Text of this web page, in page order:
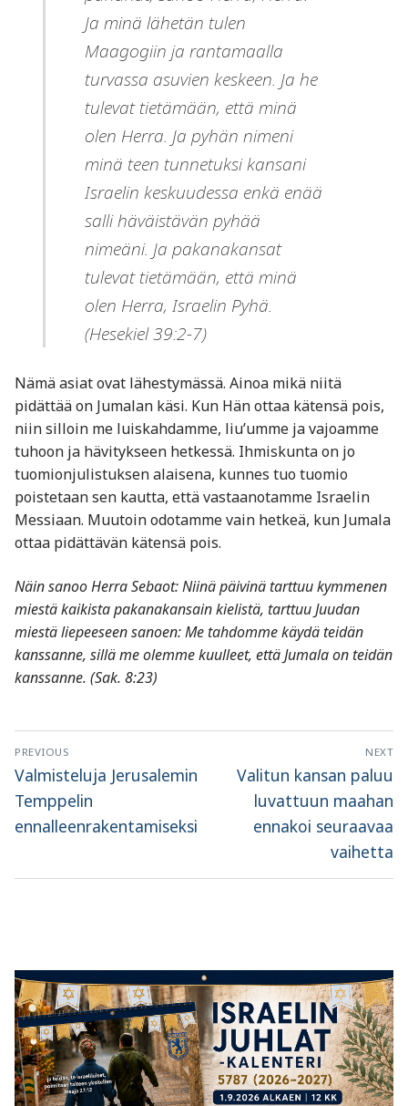
Ja minä lähetän tulen
Maagogiin ja rantamaalla
turvassa asuvien keskeen. Ja he
tulevat tietämään, että minä
olen Herra. Ja pyhän nimeni
minä teen tunnetuksi kansani
Israelin keskuudessa enkä enää
salli häväistävän pyhää
nimeäni. Ja pakanakansat
tulevat tietämään, että minä
olen Herra, Israelin Pyhä.
(Hesekiel 39:2-7)
Nämä asiat ovat lähestymässä. Ainoa mikä niitä
pidättää on Jumalan käsi. Kun Hän ottaa kätensä pois,
niin silloin me luiskahdamme, liu’umme ja vajoamme
tuhoon ja hävitykseen hetkessä. Ihmiskunta on jo
tuomionjulistuksen alaisena, kunnes tuo tuomio
poistetaan sen kautta, että vastaanotamme Israelin
Messiaan. Muutoin odotamme vain hetkeä, kun Jumala
ottaa pidättävän kätensä pois.
Näin sanoo Herra Sebaot: Niinä päivinä tarttuu kymmenen
miestä kaikista pakanakansain kielistä, tarttuu Juudan
miestä liepeeseen sanoen: Me tahdomme käydä teidän
kanssanne, sillä me olemme kuulleet, että Jumala on teidän
kanssanne. (Sak. 8:23)
Artikkelien
selaus
PREVIOUS
Previous
post:
Valmisteluja Jerusalemin
Temppelin
ennalleenrakentamiseksi
NEXT
Next
post:
Valitun kansan paluu
luvattuun maahan
ennakoi seuraavaa
vaihetta